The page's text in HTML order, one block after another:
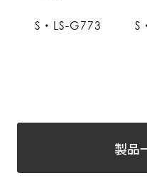
S・LS-G773 S
製品